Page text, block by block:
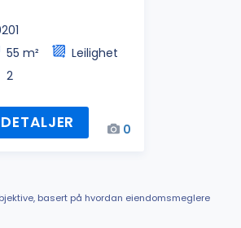
55 m²
Leilighet
2
DETALJER 0
basert på hvordan eiendomsmeglere